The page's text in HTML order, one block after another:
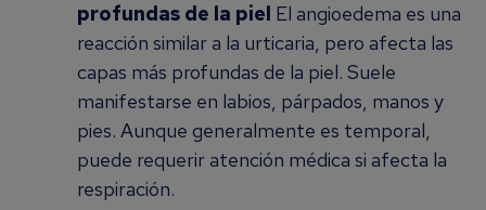
profundas de la piel El angioedema es una
reacción similar a la urticaria, pero afecta las
capas más profundas de la piel. Suele
manifestarse en labios, párpados, manos y
pies. Aunque generalmente es temporal,
puede requerir atención médica si afecta la
respiración.